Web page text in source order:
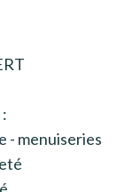
- menuiseries